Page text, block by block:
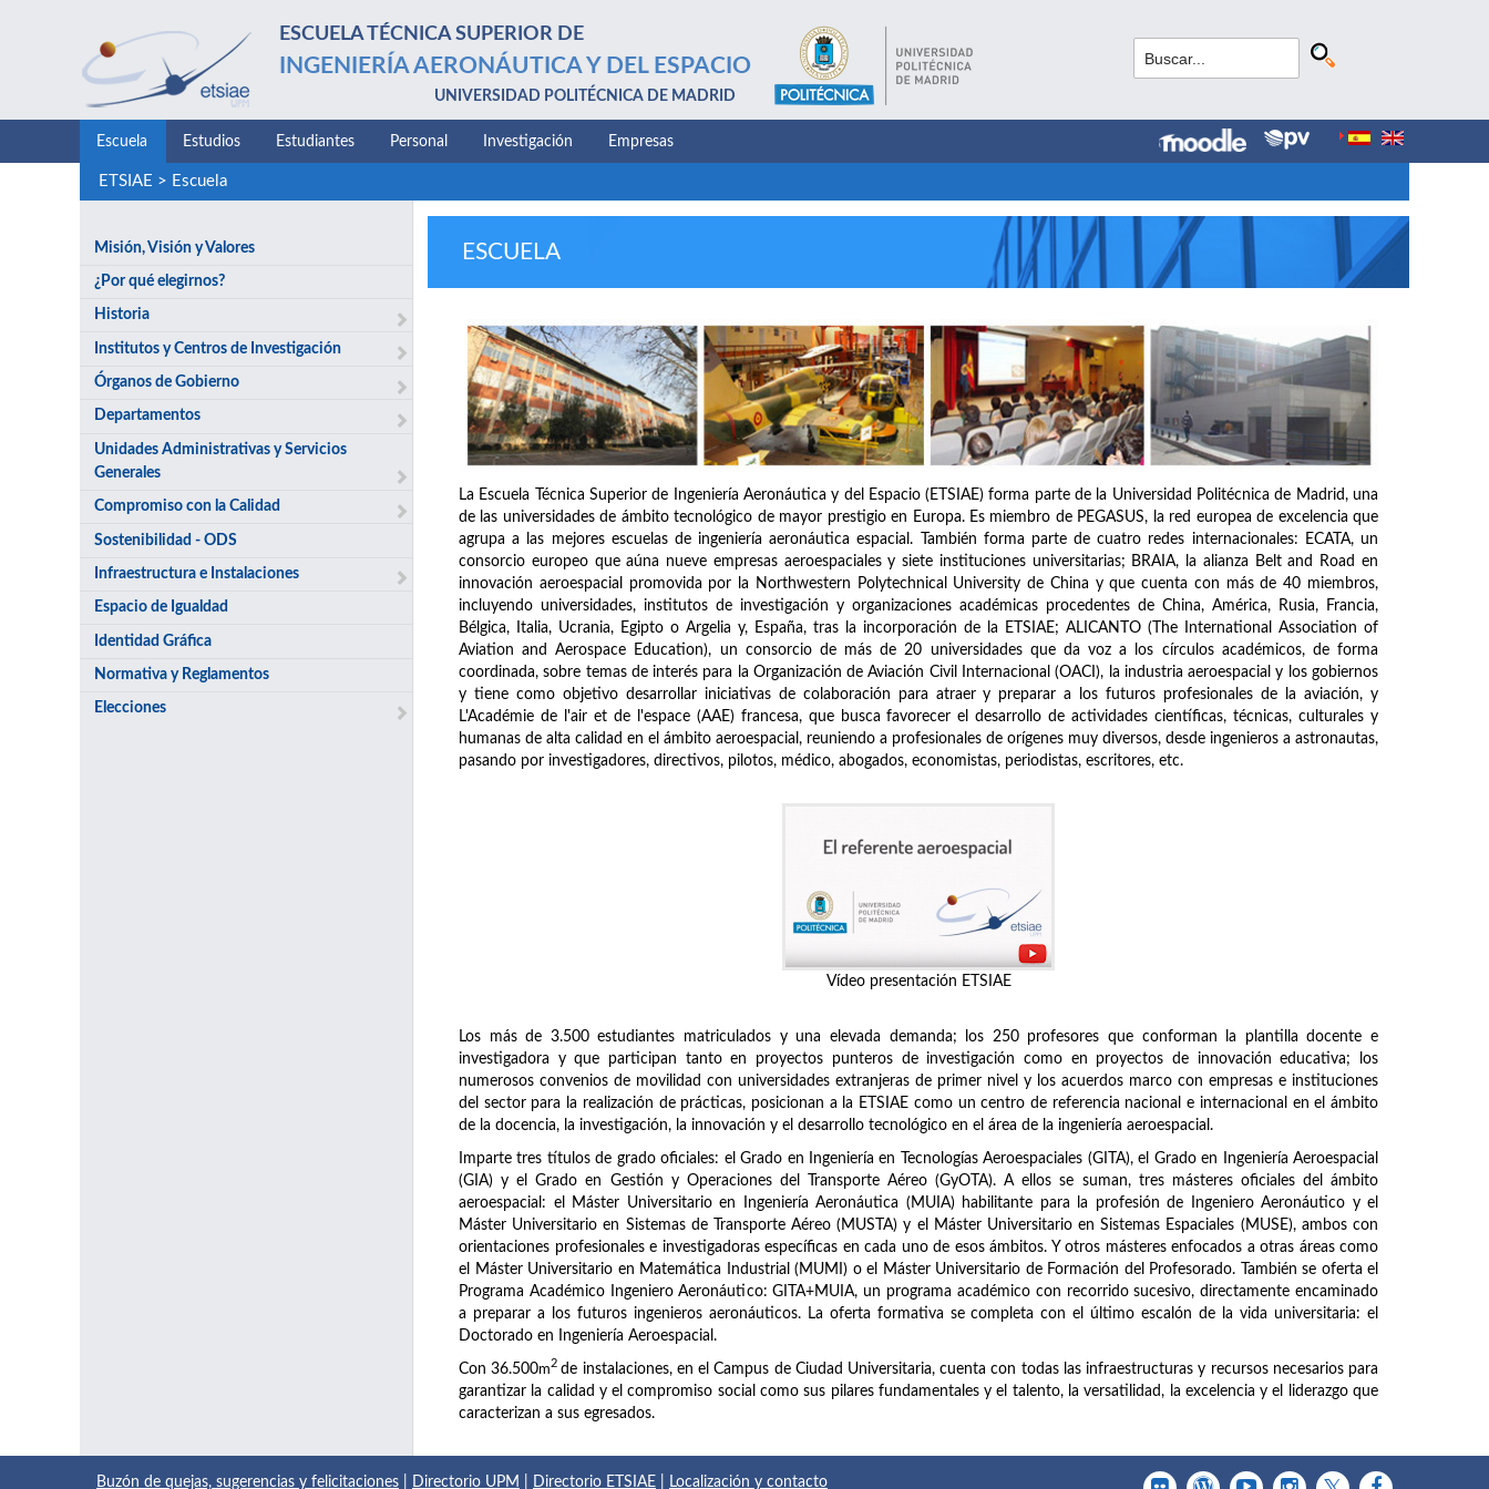
ESCUELA TÉCNICA SUPERIOR DE
INGENIERÍA AERONÁUTICA Y DEL ESPACIO
UNIVERSIDAD POLITÉCNICA DE MADRID
Escuela Estudios Estudiantes Personal Investigación Empresas
ETSIAE > Escuela
Misión, Visión y Valores
¿Por qué elegirnos?
Historia
Institutos y Centros de Investigación
Órganos de Gobierno
Departamentos
Unidades Administrativas y Servicios
Generales
Compromiso con la Calidad
Sostenibilidad - ODS
Infraestructura e Instalaciones
Espacio de Igualdad
Identidad Gráfica
Normativa y Reglamentos
Elecciones
ESCUELA
La Escuela Técnica Superior de Ingeniería Aeronáutica y del Espacio (ETSIAE) forma parte de la Universidad Politécnica de Madrid, una
de las universidades de ámbito tecnológico de mayor prestigio en Europa. Es miembro de PEGASUS, la red europea de excelencia que
agrupa a las mejores escuelas de ingeniería aeronáutica espacial. También forma parte de cuatro redes internacionales: ECATA, un
consorcio europeo que aúna nueve empresas aeroespaciales y siete instituciones universitarias; BRAIA, la alianza Belt and Road en
innovación aeroespacial promovida por la Northwestern Polytechnical University de China y que cuenta con más de 40 miembros,
incluyendo universidades, institutos de investigación y organizaciones académicas procedentes de China, América, Rusia, Francia,
Bélgica, Italia, Ucrania, Egipto o Argelia y, España, tras la incorporación de la ETSIAE; ALICANTO (The International Association of
Aviation and Aerospace Education), un consorcio de más de 20 universidades que da voz a los círculos académicos, de forma
coordinada, sobre temas de interés para la Organización de Aviación Civil Internacional (OACI), la industria aeroespacial y los gobiernos
y tiene como objetivo desarrollar iniciativas de colaboración para atraer y preparar a los futuros profesionales de la aviación, y
L'Académie de l'air et de l'espace (AAE) francesa, que busca favorecer el desarrollo de actividades científicas, técnicas, culturales y
humanas de alta calidad en el ámbito aeroespacial, reuniendo a profesionales de orígenes muy diversos, desde ingenieros a astronautas,
pasando por investigadores, directivos, pilotos, médico, abogados, economistas, periodistas, escritores, etc.
Vídeo presentación ETSIAE
Los más de 3.500 estudiantes matriculados y una elevada demanda; los 250 profesores que conforman la plantilla docente e
investigadora y que participan tanto en proyectos punteros de investigación como en proyectos de innovación educativa; los
numerosos convenios de movilidad con universidades extranjeras de primer nivel y los acuerdos marco con empresas e instituciones
del sector para la realización de prácticas, posicionan a la ETSIAE como un centro de referencia nacional e internacional en el ámbito
de la docencia, la investigación, la innovación y el desarrollo tecnológico en el área de la ingeniería aeroespacial.
Imparte tres títulos de grado oficiales: el Grado en Ingeniería en Tecnologías Aeroespaciales (GITA), el Grado en Ingeniería Aeroespacial
(GIA) y el Grado en Gestión y Operaciones del Transporte Aéreo (GyOTA). A ellos se suman, tres másteres oficiales del ámbito
aeroespacial: el Máster Universitario en Ingeniería Aeronáutica (MUIA) habilitante para la profesión de Ingeniero Aeronáutico y el
Máster Universitario en Sistemas de Transporte Aéreo (MUSTA) y el Máster Universitario en Sistemas Espaciales (MUSE), ambos con
orientaciones profesionales e investigadoras específicas en cada uno de esos ámbitos. Y otros másteres enfocados a otras áreas como
el Máster Universitario en Matemática Industrial (MUMI) o el Máster Universitario de Formación del Profesorado. También se oferta el
Programa Académico Ingeniero Aeronáutico: GITA+MUIA, un programa académico con recorrido sucesivo, directamente encaminado
a preparar a los futuros ingenieros aeronáuticos. La oferta formativa se completa con el último escalón de la vida universitaria: el
Doctorado en Ingeniería Aeroespacial.
Con 36.500m2 de instalaciones, en el Campus de Ciudad Universitaria, cuenta con todas las infraestructuras y recursos necesarios para
garantizar la calidad y el compromiso social como sus pilares fundamentales y el talento, la versatilidad, la excelencia y el liderazgo que
caracterizan a sus egresados.
Buzón de quejas, sugerencias y felicitaciones Directorio UPM Directorio ETSIAE Localización y contacto